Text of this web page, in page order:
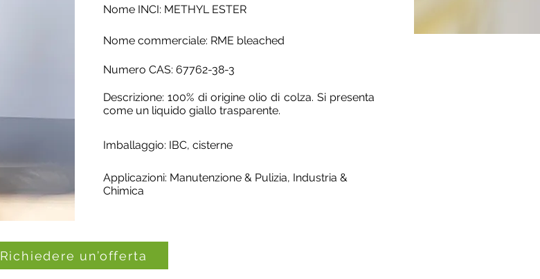
Nome INCI: METHYL ESTER
Nome commerciale: RME bleached
Numero CAS: 67762-38-3
Descrizione: 100% di origine olio di colza. Si presenta
come un liquido giallo trasparente.
Imballaggio: IBC, cisterne
Applicazioni: Manutenzione & Pulizia, Industria &
Chimica
Richiedere un’offerta